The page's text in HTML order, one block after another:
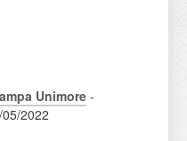
Unimore-
2022